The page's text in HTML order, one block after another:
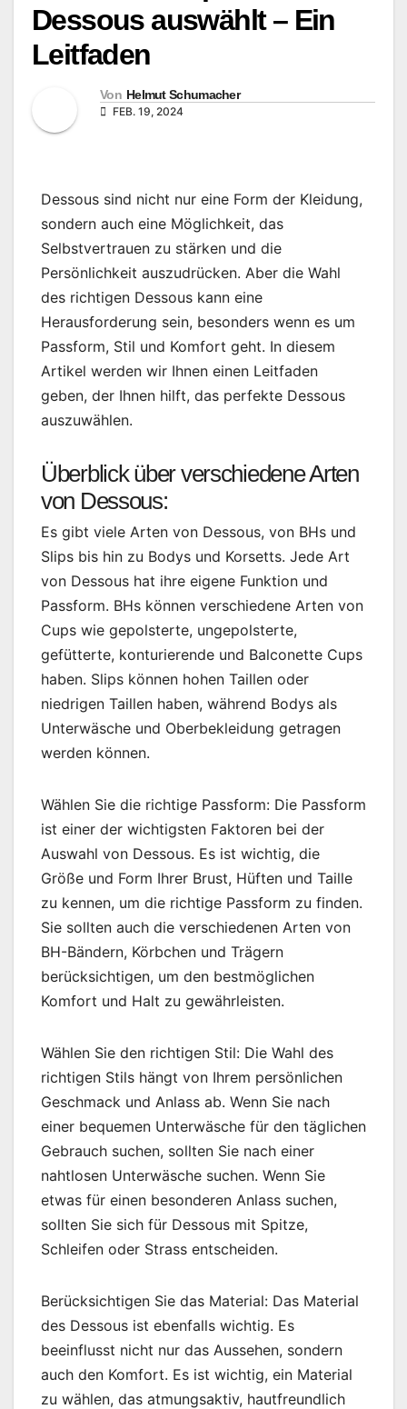
Dessous auswählt – Ein
Leitfaden
Von Helmut Schumacher
FEB. 19, 2024
Dessous sind nicht nur eine Form der Kleidung,
sondern auch eine Möglichkeit, das
Selbstvertrauen zu stärken und die
Persönlichkeit auszudrücken. Aber die Wahl
des richtigen Dessous kann eine
Herausforderung sein, besonders wenn es um
Passform, Stil und Komfort geht. In diesem
Artikel werden wir Ihnen einen Leitfaden
geben, der Ihnen hilft, das perfekte Dessous
auszuwählen.
Überblick über verschiedene Arten
von Dessous:
Es gibt viele Arten von Dessous, von BHs und
Slips bis hin zu Bodys und Korsetts. Jede Art
von Dessous hat ihre eigene Funktion und
Passform. BHs können verschiedene Arten von
Cups wie gepolsterte, ungepolsterte,
gefütterte, konturierende und Balconette Cups
haben. Slips können hohen Taillen oder
niedrigen Taillen haben, während Bodys als
Unterwäsche und Oberbekleidung getragen
werden können.
Wählen Sie die richtige Passform: Die Passform
ist einer der wichtigsten Faktoren bei der
Auswahl von Dessous. Es ist wichtig, die
Größe und Form Ihrer Brust, Hüften und Taille
zu kennen, um die richtige Passform zu finden.
Sie sollten auch die verschiedenen Arten von
BH-Bändern, Körbchen und Trägern
berücksichtigen, um den bestmöglichen
Komfort und Halt zu gewährleisten.
Wählen Sie den richtigen Stil: Die Wahl des
richtigen Stils hängt von Ihrem persönlichen
Geschmack und Anlass ab. Wenn Sie nach
einer bequemen Unterwäsche für den täglichen
Gebrauch suchen, sollten Sie nach einer
nahtlosen Unterwäsche suchen. Wenn Sie
etwas für einen besonderen Anlass suchen,
sollten Sie sich für Dessous mit Spitze,
Schleifen oder Strass entscheiden.
Berücksichtigen Sie das Material: Das Material
des Dessous ist ebenfalls wichtig. Es
beeinflusst nicht nur das Aussehen, sondern
auch den Komfort. Es ist wichtig, ein Material
zu wählen, das atmungsaktiv, hautfreundlich